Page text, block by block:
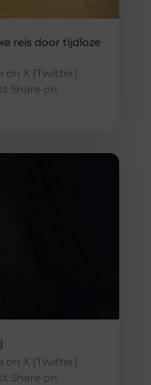
reis door tijdloze
on X (Twitter)
Share on
on X (Twitter)
Share on